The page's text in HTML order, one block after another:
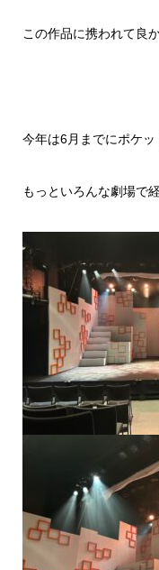
この作品に携われて良
今年は6月までにポケッ
もっといろんな劇場で